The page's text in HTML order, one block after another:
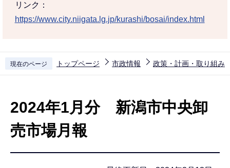
リンク：
https://www.city.niigata.lg.jp/kurashi/bosai/index.html
現在のページ トップページ 市政情報 政策・計画・取り組み
2024年1月分 新潟市中央卸
売市場月報